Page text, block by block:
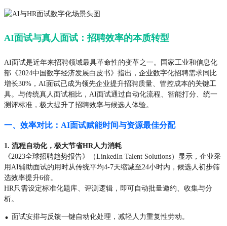
AI面试与真人面试：招聘效率的本质转型
AI面试是近年来招聘领域最具革命性的变革之一。国家工业和信息化
部《2024中国数字经济发展白皮书》指出，企业数字化招聘需求同比
增长30%，AI面试已成为领先企业提升招聘质量、管控成本的关键工
具。与传统真人面试相比，AI面试通过自动化流程、智能打分、统一
测评标准，极大提升了招聘效率与候选人体验。
一、效率对比：AI面试赋能时间与资源最佳分配
1. 流程自动化，极大节省HR人力消耗
《2023全球招聘趋势报告》（LinkedIn Talent Solutions）显示，企业采
用AI辅助面试的用时从传统平均4-7天缩减至24小时内，候选人初步筛
选效率提升6倍。
HR只需设定标准化题库、评测逻辑，即可自动批量邀约、收集与分
析。
· 面试安排与反馈一键自动化处理，减轻人力重复性劳动。